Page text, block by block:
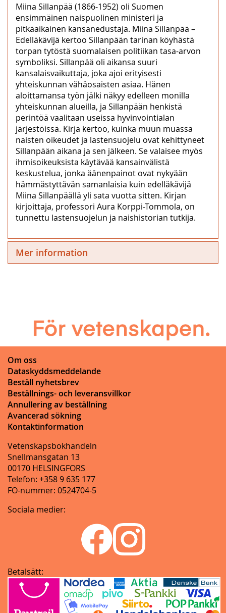
Miina Sillanpää (1866-1952) oli Suomen
ensimmäinen naispuolinen ministeri ja
pitkäaikainen kansanedustaja. Miina Sillanpää –
Edelläkävijä kertoo Sillanpään tarinan köyhästä
torpan tytöstä suomalaisen politiikan tasa-arvon
symboliksi. Sillanpää oli aikansa suuri
kansalaisvaikuttaja, joka ajoi erityisesti
yhteiskunnan vähäosaisten asiaa. Hänen
aloittamansa työn jälki näkyy edelleen monilla
yhteiskunnan alueilla, ja Sillanpään henkistä
perintöä vaalitaan useissa hyvinvointialan
järjestöissä. Kirja kertoo, kuinka muun muassa
naisten oikeudet ja lastensuojelu ovat kehittyneet
Sillanpään aikana ja sen jälkeen. Se valaisee myös
ihmisoikeuksista käytävää kansainvälistä
keskustelua, jonka äänenpainot ovat nykyään
hämmästyttävän samanlaisia kuin edelläkävijä
Miina Sillanpäällä yli sata vuotta sitten. Kirjan
kirjoittaja, professori Aura Korppi-Tommola, on
tunnettu lastensuojelun ja naishistorian tutkija.
Mer information
Om oss
Dataskyddsmeddelande
Beställ nyhetsbrev
Beställnings- och leveransvillkor
Annullering av beställning
Avancerad sökning
Kontaktinformation
Vetenskapsbokhandeln
Snellmansgatan 13
00170 HELSINGFORS
Telefon: +358 9 635 177
FO-nummer: 0524704-5
Sociala medier:
Betalsätt: